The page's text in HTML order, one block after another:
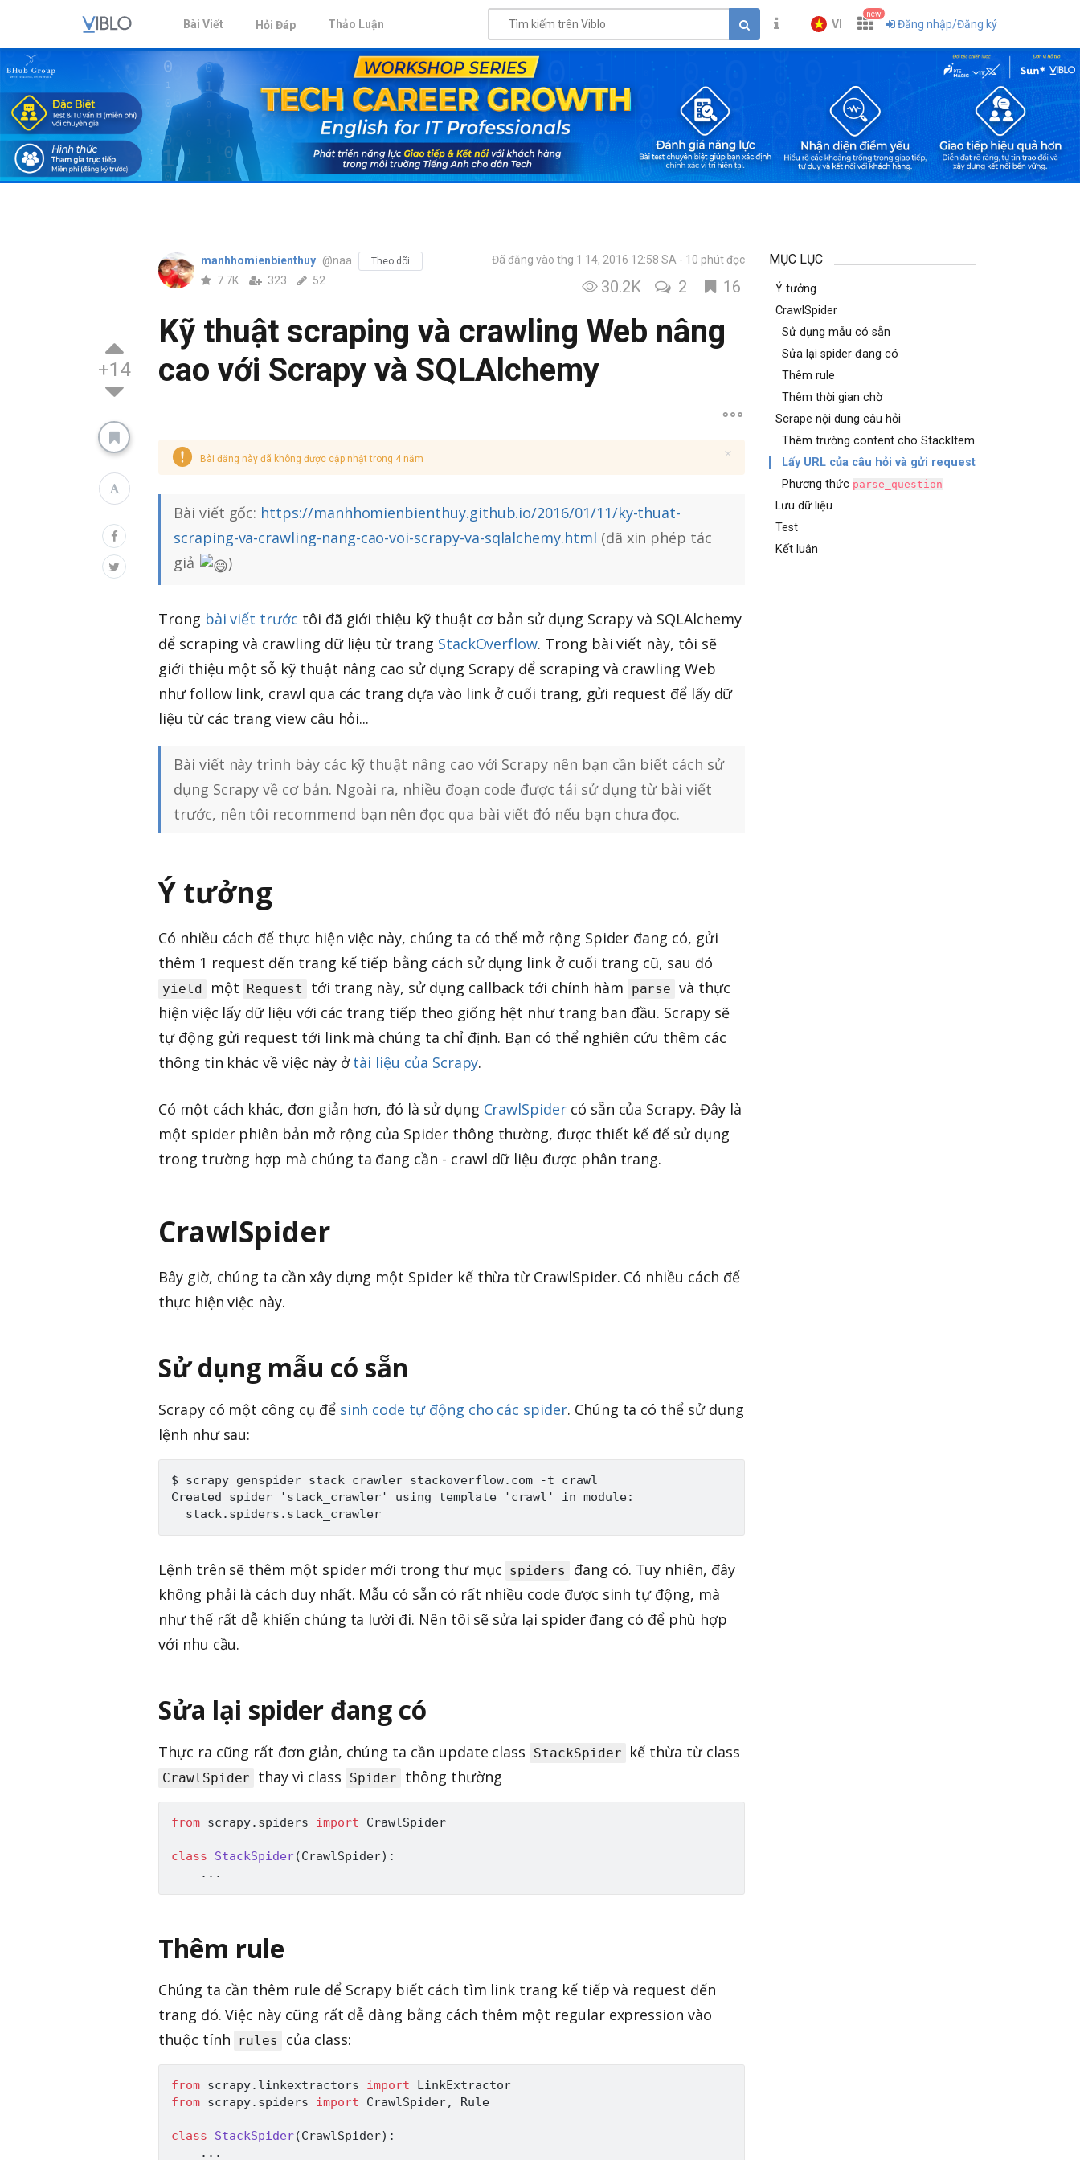
Bài Viết Hỏi Đáp Thảo Luận VI
new
Đăng nhập/Đăng ký
+14
manhhomienbienthuy @naa Theo dõi
7.7K 323 52
Đã đăng vào thg 1 14, 2016 12:58 SA 10 phút đọc
30.2K 2 16
Kỹ thuật scraping và crawling Web nâng
cao với Scrapy và SQLAlchemy
Bài đăng này đã không được cập nhật trong 4 năm
Bài viết gốc: https://manhhomienbienthuy.github.io/2016/01/11/ky-thuat-
scraping-va-crawling-nang-cao-voi-scrapy-va-sqlalchemy.html (đã xin phép tác
giả
)
Trong bài viết trước tôi đã giới thiệu kỹ thuật cơ bản sử dụng Scrapy và SQLAlchemy
để scraping và crawling dữ liệu từ trang StackOverflow. Trong bài viết này, tôi sẽ
giới thiệu một sỗ kỹ thuật nâng cao sử dụng Scrapy để scraping và crawling Web
như follow link, crawl qua các trang dựa vào link ở cuối trang, gửi request để lấy dữ
liệu từ các trang view câu hỏi...
Bài viết này trình bày các kỹ thuật nâng cao với Scrapy nên bạn cần biết cách sử
dụng Scrapy về cơ bản. Ngoài ra, nhiều đoạn code được tái sử dụng từ bài viết
trước, nên tôi recommend bạn nên đọc qua bài viết đó nếu bạn chưa đọc.
Ý tưởng
Có nhiều cách để thực hiện việc này, chúng ta có thể mở rộng Spider đang có, gửi
thêm 1 request đến trang kế tiếp bằng cách sử dụng link ở cuối trang cũ, sau đó
yield một Request tới trang này, sử dụng callback tới chính hàm parse và thực
hiện việc lấy dữ liệu với các trang tiếp theo giống hệt như trang ban đầu. Scrapy sẽ
tự động gửi request tới link mà chúng ta chỉ định. Bạn có thể nghiên cứu thêm các
thông tin khác về việc này ởtài liệu của Scrapy.
Có một cách khác, đơn giản hơn, đó là sử dụng CrawlSpidercó sẵn của Scrapy. Đây là
một spider phiên bản mở rộng của Spider thông thường, được thiết kế để sử dụng
trong trường hợp mà chúng ta đang cần - crawl dữ liệu được phân trang.
CrawlSpider
Bây giờ, chúng ta cần xây dựng một Spider kế thừa từ CrawlSpider. Có nhiều cách để
thực hiện việc này.
Sử dụng mẫu có sẵn
Scrapy có một công cụ để sinh code tự động cho các spider. Chúng ta có thể sử dụng
lệnh như sau:
$ scrapy genspider stack_crawler stackoverflow.com -t crawl
Created spider 'stack_crawler' using template 'crawl' in module:
Lệnh trên sẽ thêm một spider mới trong thư mục spiders
đang có. Tuy nhiên, đây
không phải là cách duy nhất. Mẫu có sẵn có rất nhiều code được sinh tự động, mà
như thế rất dễ khiến chúng ta lười đi. Nên tôi sẽ sửa lại spider đang có để phù hợp
với nhu cầu.
Sửa lại spider đang có
Thực ra cũng rất đơn giản, chúng ta cần update class StackSpider kế thừa từ class
CrawlSpider thay vì class Spider thông thường
from scrapy. spiders import CrawlSpider
class StackSpider(CrawlSpider) :
. . .
Thêm rule
Chúng ta cần thêm rule để Scrapy biết cách tìm link trang kế tiếp và request đến
trang đó. Việc này cũng rất dễ dàng bằng cách thêm một regular expression vào
thuộc tính
rules của class:
from scrapy. linkextractors import
from scrapy. spiders import CrawlSpider, Rule
class StackSpider(CrawlSpider) :
. . .
MỤC LỤC
Ý tưởng
CrawlSpider
Sử dụng mẫu có sẵn
Sửa lại spider đang có
Thêm rule
Thêm thời gian chờ
Scrape nội dung câu hỏi
Thêm trường content cho StackItem
Lấy URL của câu hỏi và gửi request
Phương thức parse_question
Lưu dữ liệu
Test
Kết luận